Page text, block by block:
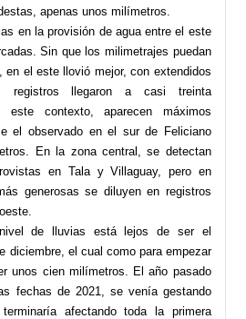
apenas unos milímetros.
en la provisión de agua entre el este
Sin que los milimetrajes puedan
en el este llovió mejor, con extendidos
registros llegaron a casi treinta
este contexto, aparecen máximos
el observado en el sur de Feliciano
En la zona central, se detectan
en Tala y Villaguay, pero en
generosas se diluyen en registros
de lluvias está lejos de ser el
diciembre, el cual como para empezar
unos cien milímetros. El año pasado
fechas de 2021, se venía gestando
afectando toda la primera